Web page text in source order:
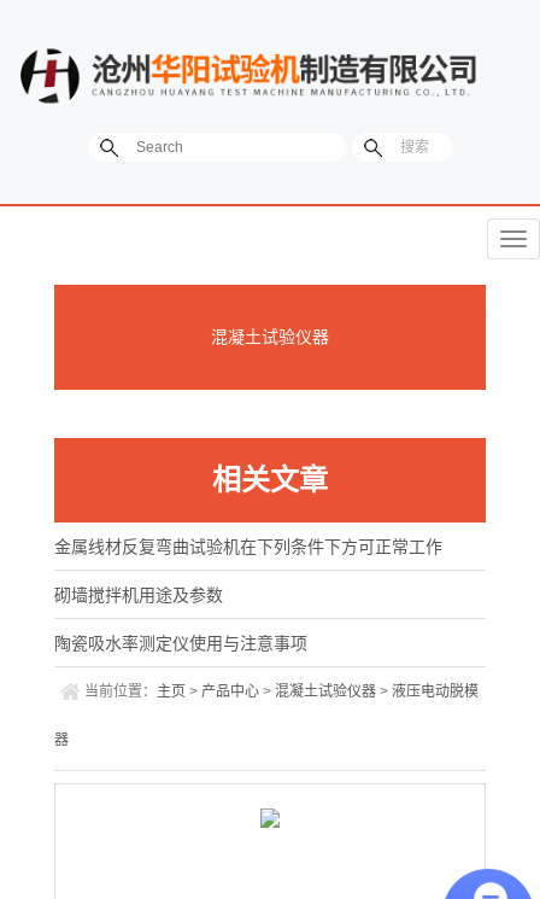
菜
混凝土试验仪器
相关文章
金属线材反复弯曲试验机在下列条件下方可正常工作
砌墙搅拌机用途及参数
陶瓷吸水率测定仪使用与注意事项
当前位置： 主页 > 产品中心 > 混凝土试验仪器 > 液压电动脱模
器